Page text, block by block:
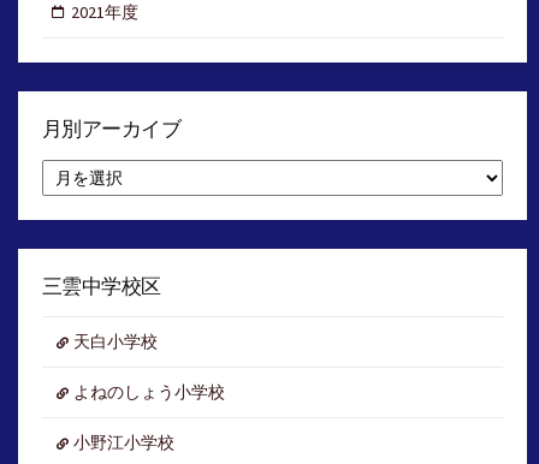
2021年度
月別アーカイブ
別
ア
イ
三雲中学校区
天白小学校
よねのしょう小学校
小野江小学校